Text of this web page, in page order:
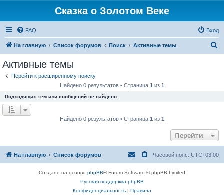
Сказка о Золотом Веке
FAQ Вход
На главную Список форумов Поиск Активные темы
Активные темы
Перейти к расширенному поиску
Найдено 0 результатов • Страница 1 из 1
Подходящих тем или сообщений не найдено.
Найдено 0 результатов • Страница 1 из 1
Перейти
На главную Список форумов Часовой пояс: UTC+03:00
Создано на основе phpBB® Forum Software © phpBB Limited
Русская поддержка phpBB
Конфиденциальность| Правила